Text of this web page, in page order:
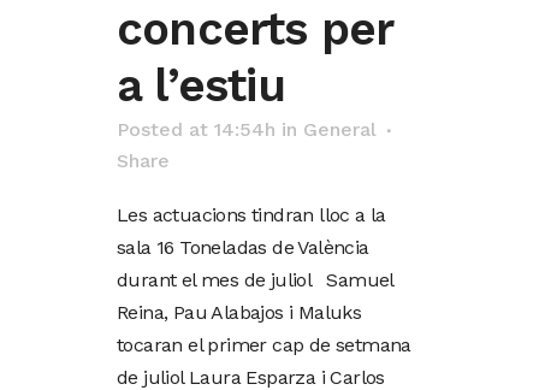
concerts per
a l’estiu
Posted at 14:54h in General
Share
Les actuacions tindran lloc a la
sala 16 Toneladas de València
durant el mes de juliol Samuel
Reina, Pau Alabajos i Maluks
tocaran el primer cap de setmana
de juliol Laura Esparza i Carlos